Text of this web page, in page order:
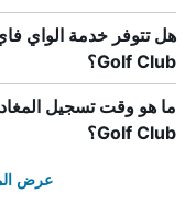
Golf Club؟
Golf Club؟
عرض